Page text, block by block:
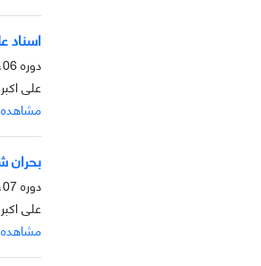
اسناد
دوره 06، شماره 2، آذر 1395، صفحه
علی
بحران
دوره 07، شماره 1، خرداد 1395، صفحه
علی